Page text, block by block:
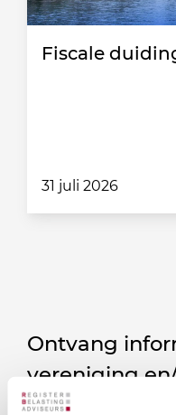
Fiscale
31 juli 2026
Ontvang
vereniging